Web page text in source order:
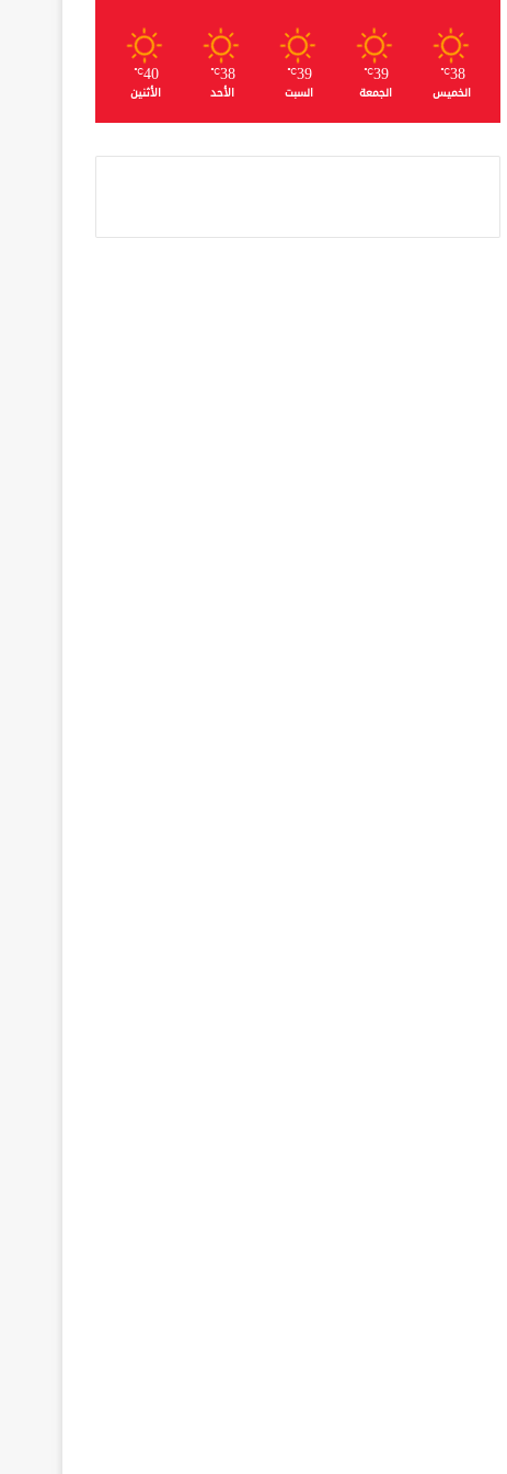
38
℃
الخميس
39
℃
الجمعة
39
℃
السبت
38
℃
الأحد
40
℃
الأثنين